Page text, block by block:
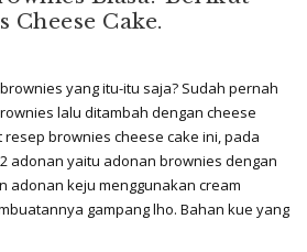
Cheese Cake.
yang itu-itu saja? Sudah pernah
lalu ditambah dengan cheese
resep brownies cheese cake ini, pada
adonan yaitu adonan brownies dengan
adonan keju menggunakan cream
gampang lho. Bahan kue yang